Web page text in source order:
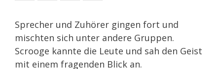
Sprecher und Zuhörer gingen fort und
mischten sich unter andere Gruppen.
Scrooge kannte die Leute und sah den Geist
mit einem fragenden Blick an.